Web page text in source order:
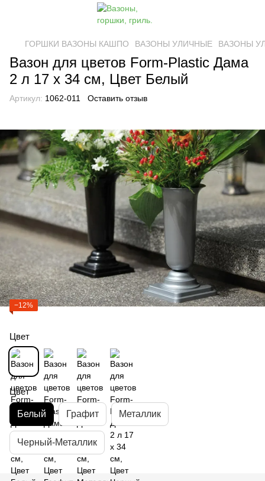
ГОРШКИ ВАЗОНЫ КАШПО ВАЗОНЫ УЛИЧНЫЕ ВАЗОНЫ
Вазон для цветов Form-Plastic Дама
2 л 17 х 34 см, Цвет Белый
Артикул: 1062-011 Оставить отзыв
−12%
Цвет
Цвет
Белый Графит Металлик
Черный-Металлик